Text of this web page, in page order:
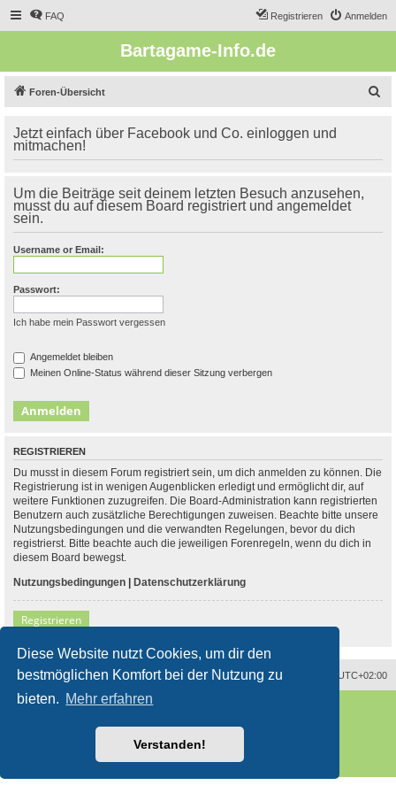
Diese Website nutzt Cookies, um dir den
bestmöglichen Komfort bei der Nutzung zu
bieten. Mehr erfahren
Verstanden!
FAQ Anmelden
Registrieren
Bartagame-Info.de
Foren-Übersicht
Jetzt einfach über Facebook und Co. einloggen und
mitmachen!
Um die Beiträge seit deinem letzten Besuch anzusehen,
musst du auf diesem Board registriert und angemeldet
sein.
Username or Email:
Passwort:
Ich habe mein Passwort vergessen
Angemeldet bleiben
Meinen Online-Status während dieser Sitzung verbergen
REGISTRIEREN
Du musst in diesem Forum registriert sein, um dich anmelden zu können. Die
Registrierung ist in wenigen Augenblicken erledigt und ermöglicht dir, auf
weitere Funktionen zuzugreifen. Die Board-Administration kann registrierten
Benutzern auch zusätzliche Berechtigungen zuweisen. Beachte bitte unsere
Nutzungsbedingungen und die verwandten Regelungen, bevor du dich
registrierst. Bitte beachte auch die jeweiligen Forenregeln, wenn du dich in
diesem Board bewegst.
Nutzungsbedingungen | Datenschutzerklärung
Registrieren
Alle Zeiten sind UTC+02:00
Powered by phpBB® Forum Software © phpBB Limited
Mazeltof2017
Nutzungsbedingungen